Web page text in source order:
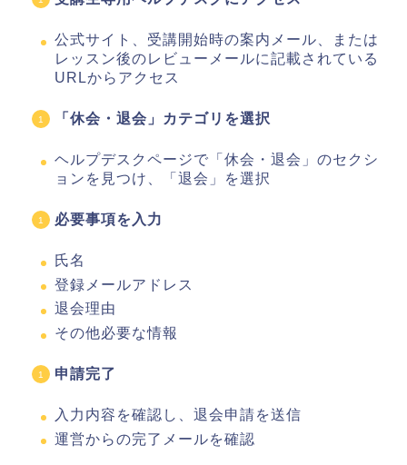
公式サイト、受講開始時の案内メール、または
レッスン後のレビューメールに記載されている
URLからアクセス
「休会・退会」カテゴリを選択
ヘルプデスクページで「休会・退会」のセクシ
ョンを見つけ、「退会」を選択
必要事項を入力
氏名
登録メールアドレス
退会理由
その他必要な情報
申請完了
入力内容を確認し、退会申請を送信
運営からの完了メールを確認